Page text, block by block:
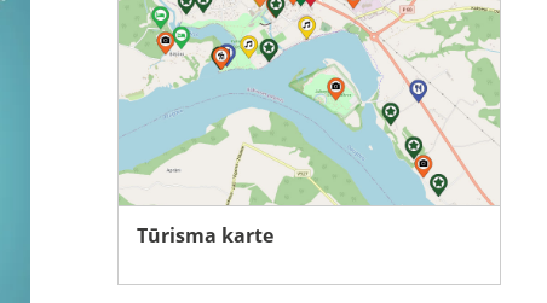
Tūrisma karte